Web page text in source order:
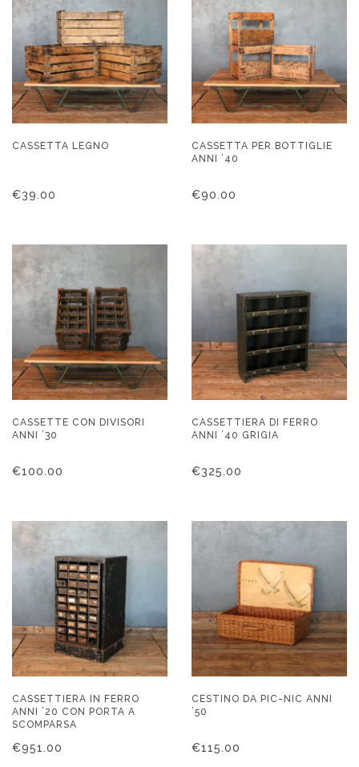
CASSETTA LEGNO
€39.00
CASSETTA PER BOTTIGLIE
ANNI ’40
€90.00
CASSETTE CON DIVISORI
ANNI ’30
€100.00
CASSETTIERA DI FERRO
ANNI ’40 GRIGIA
€325.00
CASSETTIERA IN FERRO
ANNI ’20 CON PORTA A
SCOMPARSA
€951.00
CESTINO DA PIC-NIC ANNI
’50
€115.00